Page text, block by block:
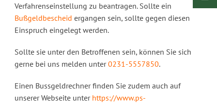
Verfahrenseinstellung zu beantragen. Sollte ein
Bußgeldbescheid ergangen sein, sollte gegen diesen
Einspruch eingelegt werden.
Sollte sie unter den Betroffenen sein, können Sie sich
gerne bei uns melden unter0231-5557850.
Einen Bussgeldrechner finden Sie zudem auch auf
unserer Webseite unter https://www.ps-